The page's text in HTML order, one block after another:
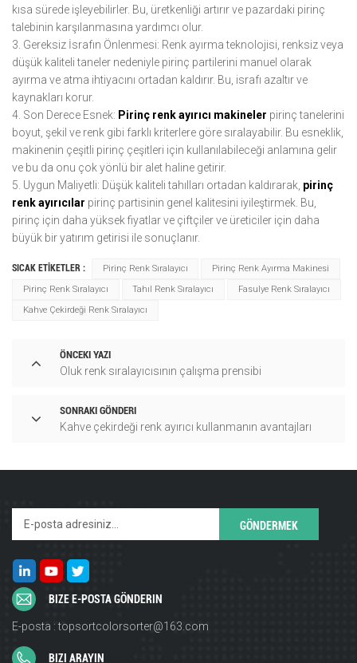
kısa sürede işleyebilirler. Bu, üretkenliği artırır ve pazardaki pirinç
talebinin karşılanmasına yardımcı olur.
3. Gereksiz İsrafın Önlenmesi: Renk ayırma teknolojisi, renksiz veya
düşük kaliteli taneler nedeniyle pirinç partilerini manuel olarak
ayırma ve atma ihtiyacını ortadan kaldırır. Bu, israfı azaltır ve
kaynakları korur.
4. Son Derece Esnek: Pirinç renk ayırıcı makineler pirinç tanelerini
boyut, şekil ve renk gibi farklı kriterlere göre sıralayabilir. Bu esneklik,
makinenin çeşitli pirinç çeşitleri için kullanılabileceği anlamına gelir
ve bu da onu çok yönlü bir alet haline getirir.
5. Uygun Maliyetli: Düşük kaliteli tahılları ortadan kaldırarak, pirinç
renk ayırıcılar pirinç partisinin genel kalitesini iyileştirmek. Bu,
pirinç için daha yüksek fiyatlar ve çiftçiler ve üreticiler için daha
büyük bir yatırım getirisi ile sonuçlanır.
SICAK ETİKETLER : Pirinç Renk Sıralayıcı
Pirinç Renk Ayırma Makinesi
Pirinç Renk Sıralayıcı
Tahıl Renk Sıralayıcı
Fasulye Renk Sıralayıcı
Kahve Çekirdeği Renk Sıralayıcı
ÖNCEKI YAZI
Oluk renk sıralayıcısının çalışma prensibi
SONRAKI GÖNDERI
Kahve çekirdeği renk ayırıcı kullanmanın avantajları
BIZE E-POSTA GÖNDERIN
E-posta : topsortcolorsorter@163.com
BIZI ARAYIN